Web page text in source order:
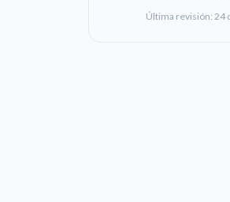
Última revisión: 24